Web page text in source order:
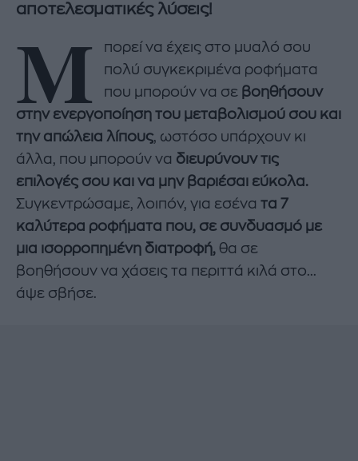
αποτελεσματικές λύσεις!
Μ
πορεί να έχεις στο μυαλό σου
πολύ συγκεκριμένα ροφήματα
που μπορούν να σε βοηθήσουν
στην ενεργοποίηση του μεταβολισμού σου και
την απώλεια λίπους, ωστόσο υπάρχουν κι
άλλα, που μπορούν να διευρύνουν τις
επιλογές σου και να μην βαριέσαι εύκολα.
Συγκεντρώσαμε, λοιπόν, για εσένα τα 7
καλύτερα ροφήματα που, σε συνδυασμό με
μια ισορροπημένη διατροφή, θα σε
βοηθήσουν να χάσεις τα περιττά κιλά στο...
άψε σβήσε.